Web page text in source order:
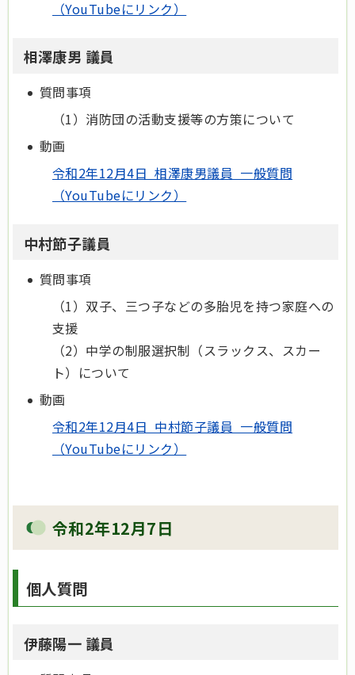
（YouTubeにリンク）
相澤康男 議員
質問事項
（1）消防団の活動支援等の方策について
動画
令和2年12月4日 相澤康男議員 一般質問
（YouTubeにリンク）
中村節子議員
質問事項
（1）双子、三つ子などの多胎児を持つ家庭への
支援
（2）中学の制服選択制（スラックス、スカー
ト）について
動画
令和2年12月4日 中村節子議員 一般質問
（YouTubeにリンク）
令和2年12月7日
個人質問
伊藤陽一 議員